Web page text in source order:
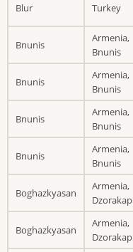
Blur Turkey
Bnunis
Armenia,
Bnunis
Bnunis
Armenia,
Bnunis
Bnunis
Armenia,
Bnunis
Bnunis
Armenia,
Bnunis
Boghazkyasan
Armenia,
Dzorakap
Boghazkyasan
Armenia,
Dzorakap